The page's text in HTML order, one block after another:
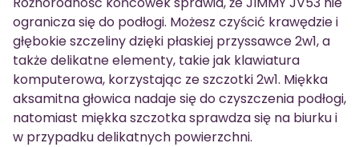
ogranicza się do podłogi. Możesz czyścić krawędzie i
głębokie szczeliny dzięki płaskiej przyssawce 2w1, a
także delikatne elementy, takie jak klawiatura
komputerowa, korzystając ze szczotki 2w1. Miękka
aksamitna głowica nadaje się do czyszczenia podłogi,
natomiast miękka szczotka sprawdza się na biurku i
w przypadku delikatnych powierzchni.